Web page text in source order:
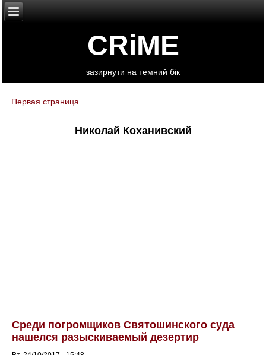
CRiME
зазирнути на темний бік
You are here
Первая страница
Николай Коханивский
Среди погромщиков Святошинского суда
нашелся разыскиваемый дезертир